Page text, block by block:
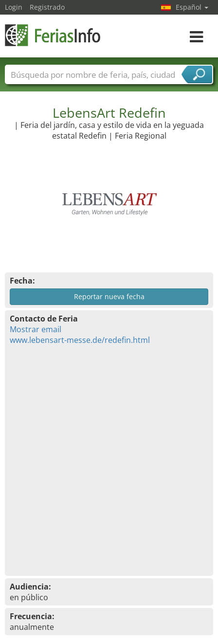
LebensArt Redefin
| Feria del jardín, casa y estilo de vida en la yeguada
estatal Redefin | Feria Regional
Fecha:
Reportar nueva fecha
Contacto de Feria
Mostrar email
www.lebensart-messe.de/redefin.html
Audiencia:
en público
Frecuencia:
anualmente
Login Registrado Español
toggle
Nombres de ferias Países
Ciudades
Sectores de proveedor de servicios